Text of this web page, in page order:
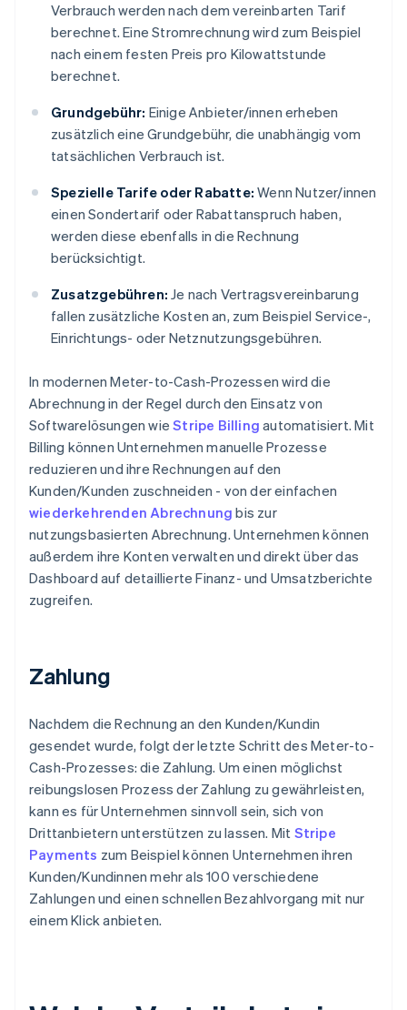
Verbrauch werden nach dem vereinbarten Tarif
berechnet. Eine Stromrechnung wird zum Beispiel
nach einem festen Preis pro Kilowattstunde
berechnet.
Grundgebühr: Einige Anbieter/innen erheben
zusätzlich eine Grundgebühr, die unabhängig vom
tatsächlichen Verbrauch ist.
Spezielle Tarife oder Rabatte: Wenn Nutzer/innen
einen Sondertarif oder Rabattanspruch haben,
werden diese ebenfalls in die Rechnung
berücksichtigt.
Zusatzgebühren: Je nach Vertragsvereinbarung
fallen zusätzliche Kosten an, zum Beispiel Service-,
Einrichtungs- oder Netznutzungsgebühren.
In modernen Meter-to-Cash-Prozessen wird die
Abrechnung in der Regel durch den Einsatz von
Softwarelösungen wieStripe Billing automatisiert. Mit
Billing können Unternehmen manuelle Prozesse
reduzieren und ihre Rechnungen auf den
Kunden/Kunden zuschneiden - von der einfachen
wiederkehrenden Abrechnung bis zur
nutzungsbasierten Abrechnung. Unternehmen können
außerdem ihre Konten verwalten und direkt über das
Dashboard auf detaillierte Finanz- und Umsatzberichte
zugreifen.
Zahlung
Nachdem die Rechnung an den Kunden/Kundin
gesendet wurde, folgt der letzte Schritt des Meter-to-
Cash-Prozesses: die Zahlung. Um einen möglichst
reibungslosen Prozess der Zahlung zu gewährleisten,
kann es für Unternehmen sinnvoll sein, sich von
Drittanbietern unterstützen zu lassen. Mit Stripe
Payments zum Beispiel können Unternehmen ihren
Kunden/Kundinnen mehr als 100 verschiedene
Zahlungen und einen schnellen Bezahlvorgang mit nur
einem Klick anbieten.